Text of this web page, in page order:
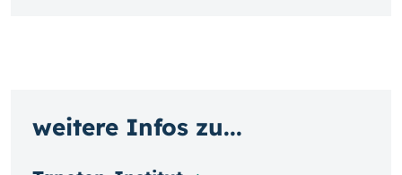
weitere Infos zu...